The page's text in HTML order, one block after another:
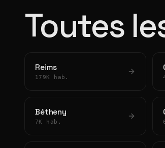
Toutes
Reims
179K hab.
Bétheny
7K hab.